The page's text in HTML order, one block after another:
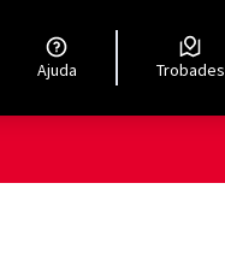
Ajuda Trobades